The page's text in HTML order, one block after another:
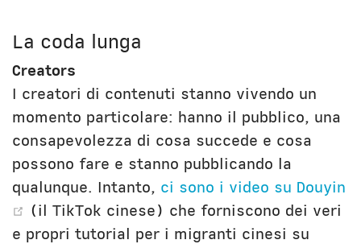
La coda lunga
Creators
I creatori di contenuti stanno vivendo un
momento particolare: hanno il pubblico, una
consapevolezza di cosa succede e cosa
possono fare e stanno pubblicando la
qualunque. Intanto, ci sono i video su Douyin
(opens new window)
(il TikTok cinese) che forniscono dei veri
e propri tutorial per i migranti cinesi su